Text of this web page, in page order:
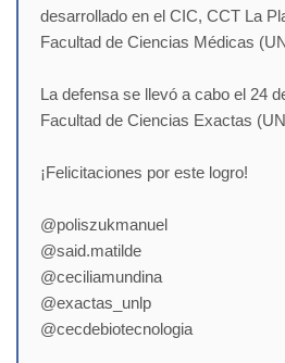
desarrollado en el CIC, CCT La
Facultad de Ciencias Médicas
La defensa se llevó a cabo el 24
Facultad de Ciencias Exactas
¡Felicitaciones por este logro!
@poliszukmanuel
@said.matilde
@ceciliamundina
@exactas_unlp
@cecdebiotecnologia